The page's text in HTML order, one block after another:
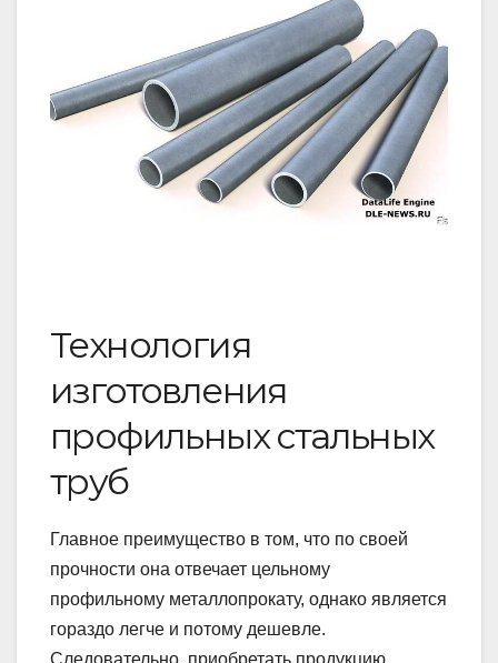
Технология
изготовления
профильных стальных
труб
Главное преимущество в том, что по своей
прочности она отвечает цельному
профильному металлопрокату, однако является
гораздо легче и потому дешевле.
Следовательно, приобретать продукцию